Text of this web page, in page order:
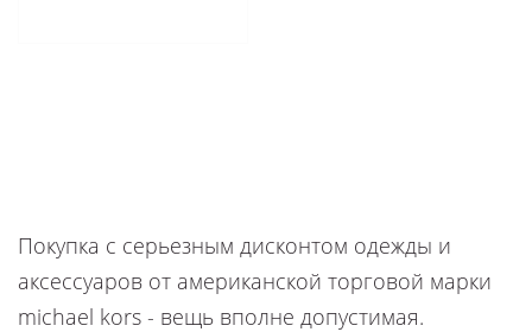
Покупка с серьезным дисконтом одежды и
аксессуаров от американской торговой марки
michael kors - вещь вполне допустимая.